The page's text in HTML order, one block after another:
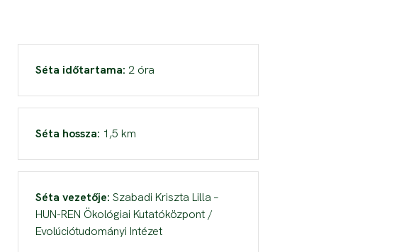
Séta időtartama: 2 óra
Séta hossza: 1,5 km
Séta vezetője: Szabadi Kriszta Lilla –
HUN-REN Ökológiai Kutatóközpont /
Evolúciótudományi Intézet